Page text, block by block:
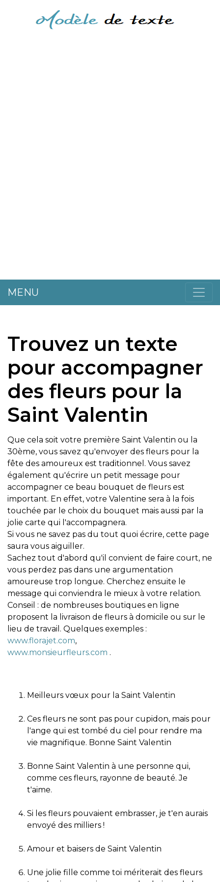
MENU
Trouvez un texte
pour accompagner
des fleurs pour la
Saint Valentin
Que cela soit votre première Saint Valentin ou la
30ème, vous savez qu'envoyer des fleurs pour la
fête des amoureux est traditionnel. Vous savez
également qu'écrire un petit message pour
accompagner ce beau bouquet de fleurs est
important. En effet, votre Valentine sera à la fois
touchée par le choix du bouquet mais aussi par la
jolie carte qui l'accompagnera.
Si vous ne savez pas du tout quoi écrire, cette page
saura vous aiguiller.
Sachez tout d'abord qu'il convient de faire court, ne
vous perdez pas dans une argumentation
amoureuse trop longue. Cherchez ensuite le
message qui conviendra le mieux à votre relation.
Conseil : de nombreuses boutiques en ligne
proposent la livraison de fleurs à domicile ou sur le
lieu de travail. Quelques exemples :
www.florajet.com,
www.monsieurfleurs.com .
Meilleurs vœux pour la Saint Valentin
Ces fleurs ne sont pas pour cupidon, mais pour
l'ange qui est tombé du ciel pour rendre ma
vie magnifique. Bonne Saint Valentin
Bonne Saint Valentin à une personne qui,
comme ces fleurs, rayonne de beauté. Je
t'aime.
Si les fleurs pouvaient embrasser, je t'en aurais
envoyé des milliers !
Amour et baisers de Saint Valentin
Une jolie fille comme toi mériterait des fleurs